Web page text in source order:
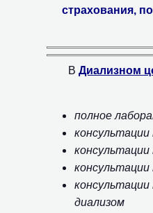
страхования,
В Диализном
полное
консультации
консультации
диализом